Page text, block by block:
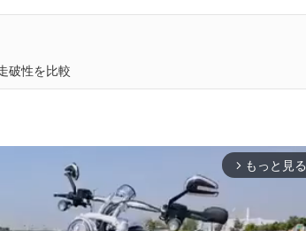
破性を比較
arrow_forward_ios もっと見る